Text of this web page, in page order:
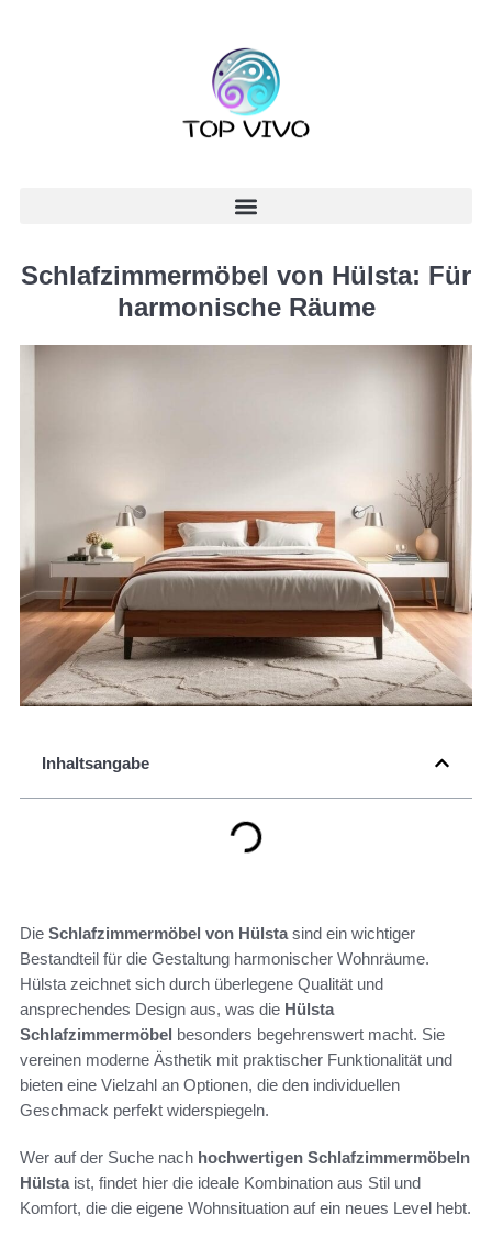
Schlafzimmermöbel von Hülsta: Für
harmonische Räume
Inhaltsangabe
Die Schlafzimmermöbel von Hülstasind ein wichtiger
Bestandteil für die Gestaltung harmonischer Wohnräume.
Hülsta zeichnet sich durch überlegene Qualität und
ansprechendes Design aus, was die Hülsta
Schlafzimmermöbel besonders begehrenswert macht. Sie
vereinen moderne Ästhetik mit praktischer Funktionalität und
bieten eine Vielzahl an Optionen, die den individuellen
Geschmack perfekt widerspiegeln.
Wer auf der Suche nach hochwertigen Schlafzimmermöbeln
Hülstaist, findet hier die ideale Kombination aus Stil und
Komfort, die die eigene Wohnsituation auf ein neues Level hebt.